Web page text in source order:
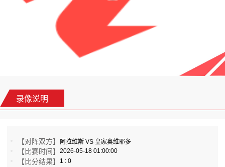
录像说明
【对阵双方】 阿拉维斯 VS 皇家奥维耶多
【比赛时间】2026-05-18 01:00:00
【比分结果】 1 : 0